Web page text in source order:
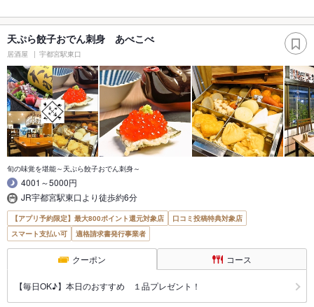
天ぷら餃子おでん刺身 あべこべ
居酒屋 宇都宮駅東口
旬の味覚を堪能～天ぷら餃子おでん刺身～
4001～5000円
JR宇都宮駅東口より徒歩約6分
【アプリ予約限定】最大800ポイント還元対象店
口コミ投稿特典対象店
スマート支払い可
適格請求書発行事業者
クーポン コース
【毎日OK♪】本日のおすすめ １品プレゼント！